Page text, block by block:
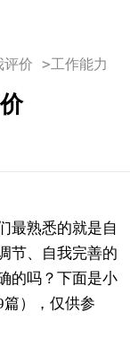
评价 >工作能力
熟悉的就是自
节、自我完善的
的吗？下面是小
），仅供参